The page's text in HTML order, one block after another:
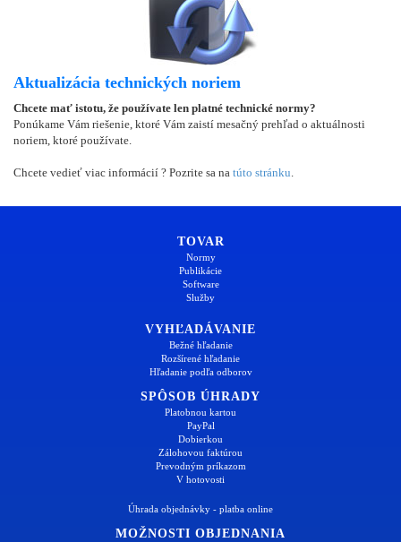
Aktualizácia technických noriem
Chcete mať istotu, že používate len platné technické normy?
Ponúkame Vám riešenie, ktoré Vám zaistí mesačný prehľad o aktuálnosti
noriem, ktoré používate.
Chcete vedieť viac informácií ? Pozrite sa na túto stránku
TOVAR
Normy
Publikácie
Software
Služby
VYHĽADÁVANIE
Bežné hľadanie
Rozšírené hľadanie
Hľadanie podľa odborov
SPÔSOB ÚHRADY
Platobnou kartou
PayPal
Dobierkou
Zálohovou faktúrou
Prevodným príkazom
V hotovosti
Úhrada objednávky - platba online
MOŽNOSTI OBJEDNANIA